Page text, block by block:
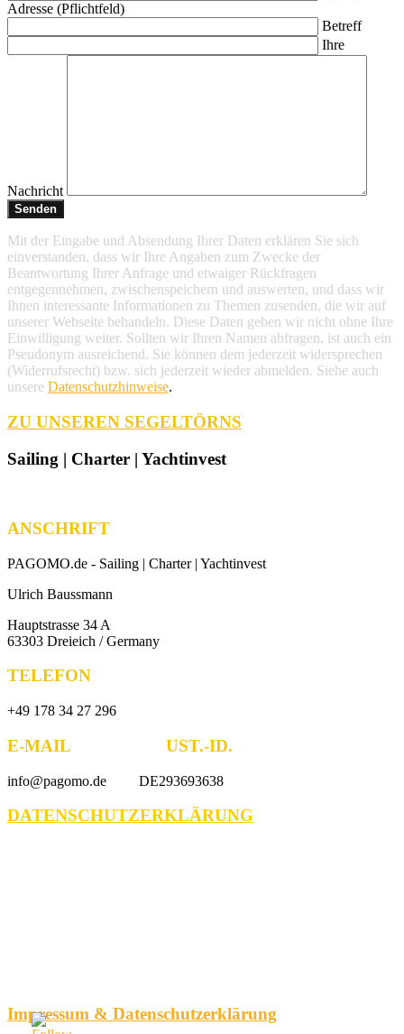
Adresse (Pflichtfeld)
Betreff
Ihre
Nachricht
Mit der Eingabe und Absendung Ihrer Daten erklären Sie sich
einverstanden, dass wir Ihre Angaben zum Zwecke der
Beantwortung Ihrer Anfrage und etwaiger Rückfragen
entgegennehmen, zwischenspeichern und auswerten, und dass wir
Ihnen interessante Informationen zu Themen zusenden, die wir auf
unserer Webseite behandeln. Diese Daten geben wir nicht ohne Ihre
Einwilligung weiter. Sollten wir Ihren Namen abfragen, ist auch ein
Pseudonym ausreichend. Sie können dem jederzeit widersprechen
(Widerrufsrecht) bzw. sich jederzeit wieder abmelden. Siehe auch
unsere Datenschutzhinweise.
ZU UNSEREN SEGELTÖRNS
Sailing | Charter | Yachtinvest
ANSCHRIFT
PAGOMO.de - Sailing | Charter | Yachtinvest
Ulrich Baussmann
Hauptstrasse 34 A
63303 Dreieich / Germany
TELEFON
+49 178 34 27 296
E-MAIL UST.-ID.
info@pagomo.de DE293693638
DATENSCHUTZERKLÄRUNG
Impressum & Datenschutzerklärung